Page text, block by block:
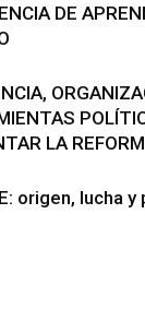
DE
LA
origen, lucha